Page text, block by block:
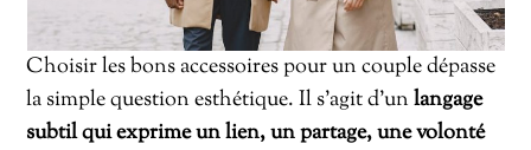
Choisir les bons accessoires pour un couple dépasse
la simple question esthétique. Il s’agit d’unlangage
subtil qui exprime un lien, un partage, une volonté